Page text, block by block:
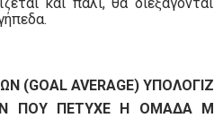
(GOAL AVERAGE)
ΠΟΥ ΠΕΤΥΧΕ Η ΟΜΑΔΑ